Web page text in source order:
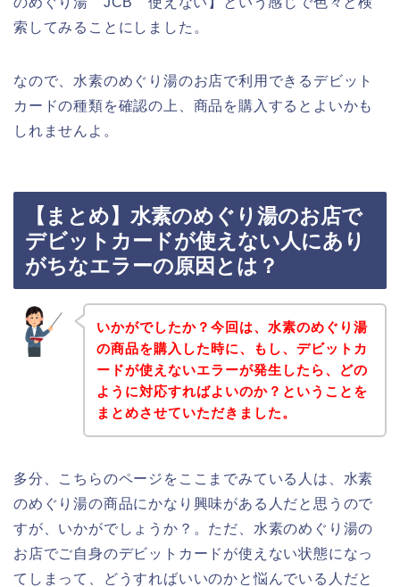
索してみることにしました。
なので、水素のめぐり湯のお店で利用できるデビット
カードの種類を確認の上、商品を購入するとよいかも
しれませんよ。
【まとめ】水素のめぐり湯のお店で
デビットカードが使えない人にあり
がちなエラーの原因とは？
いかがでしたか？今回は、水素のめぐり湯
の商品を購入した時に、もし、デビットカ
ードが使えないエラーが発生したら、どの
ように対応すればよいのか？ということを
まとめさせていただきました。
多分、こちらのページをここまでみている人は、水素
のめぐり湯の商品にかなり興味がある人だと思うので
すが、いかがでしょうか？。ただ、水素のめぐり湯の
お店でご自身のデビットカードが使えない状態になっ
てしまって、どうすればいいのかと悩んでいる人だと